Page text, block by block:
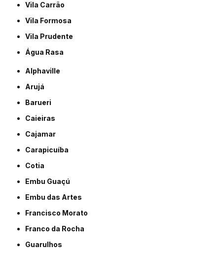
Vila Carrão
Vila Formosa
Vila Prudente
Água Rasa
Alphaville
Arujá
Barueri
Caieiras
Cajamar
Carapicuíba
Cotia
Embu Guaçú
Embu das Artes
Francisco Morato
Franco da Rocha
Guarulhos